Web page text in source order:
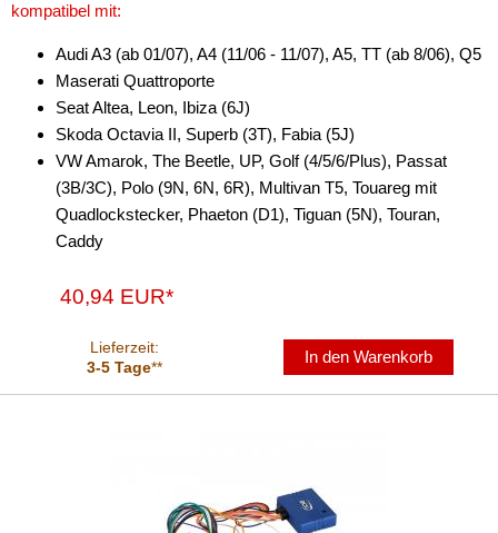
für BMW
für Chevrolet
für Chrysler
für DAF
für Dodge
für General Motors
kompatibel mit:
Audi A3 (ab 01/07), A4 (11/06 - 11/07), A5, TT (ab 8/06), Q5
Maserati Quattroporte
Seat Altea, Leon, Ibiza (6J)
Skoda Octavia II, Superb (3T), Fabia (5J)
VW Amarok, The Beetle, UP, Golf (4/5/6/Plus), Passat
(3B/3C), Polo (9N, 6N, 6R), Multivan T5, Touareg mit
Quadlockstecker, Phaeton (D1), Tiguan (5N), Touran,
Caddy
40,94 EUR*
Lieferzeit:
3-5 Tage**
In den Warenkorb